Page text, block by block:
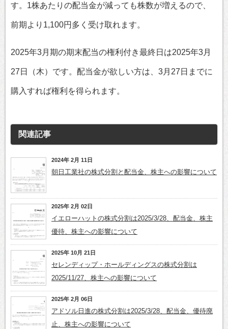
す。1株あたりの配当金が減っても株数が増えるので、
前期より1,100円多く受け取れます。
2025年3月期の期末配当の権利付き最終日は2025年3月
27日（木）です。配当金が欲しい方は、3月27日までに
購入すれば権利を得られます。
関連記事
2024年 2月 11日
朝日工業社の株式分割と配当金、株主への影響について
2025年 2月 02日
イエローハットの株式分割は2025/3/28、配当金、株主
優待、株主への影響について
2025年 10月 21日
セレンディップ・ホールディングスの株式分割は
2025/11/27、株主への影響について
2025年 2月 06日
アドソル日進の株式分割は2025/3/28、配当金、優待廃
止、株主への影響について